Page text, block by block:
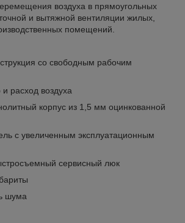
воздуха в прямоугольных
и вытяжной вентиляции жилых,
помещений.
со свободным рабочим
расход воздуха
корпус из 1,5 мм оцинкованной
с увеличенным эксплуатационным
сервисный люк
шума